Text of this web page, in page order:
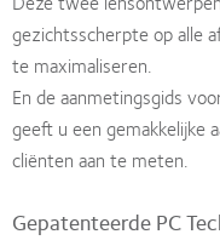
gezichtsscherpte op alle
te maximaliseren.
En de aanmetingsgids
geeft u een gemakkelijke
cliënten aan te meten.
Gepatenteerde PC